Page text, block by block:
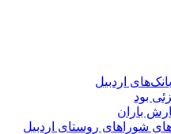
اردبیل
بود
باران